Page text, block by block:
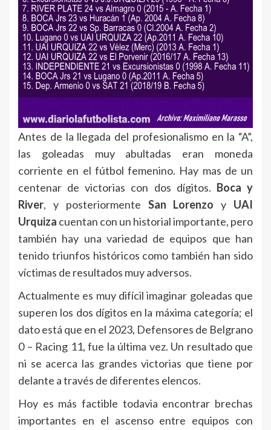
Antes de la llegada del profesionalismo en la “A”,
las goleadas muy abultadas eran moneda
corriente en el fútbol femenino. Hay mas de un
centenar de victorias con dos dígitos. Boca y
River, y posteriormente San Lorenzoy UAI
Urquiza cuentan con un historial importante, pero
también hay una variedad de equipos que han
tenido triunfos históricos como también han sido
víctimas de resultados muy adversos.
Actualmente es muy difícil imaginar goleadas que
superen los dos dígitos en la máxima categoría; el
dato está que en el 2023, Defensores de Belgrano
0 – Racing 11, fue la última vez. Un resultado que
ni se acerca las grandes victorias que tiene por
delante a través de diferentes elencos.
Hoy es más factible todavia encontrar brechas
importantes en el ascenso entre equipos con